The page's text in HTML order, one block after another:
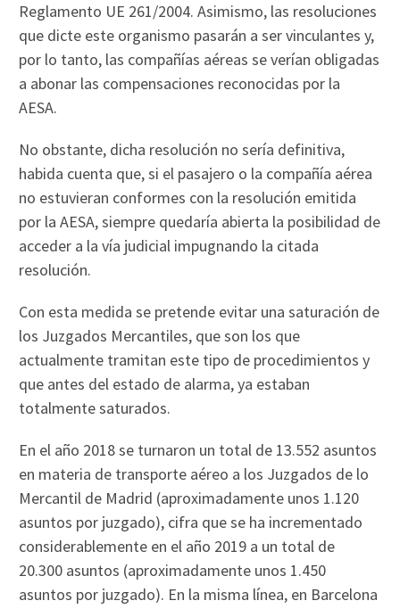
Reglamento UE 261/2004. Asimismo, las resoluciones
que dicte este organismo pasarán a ser vinculantes y,
por lo tanto, las compañías aéreas se verían obligadas
a abonar las compensaciones reconocidas por la
AESA.
No obstante, dicha resolución no sería definitiva,
habida cuenta que, si el pasajero o la compañía aérea
no estuvieran conformes con la resolución emitida
por la AESA, siempre quedaría abierta la posibilidad de
acceder a la vía judicial impugnando la citada
resolución.
Con esta medida se pretende evitar una saturación de
los Juzgados Mercantiles, que son los que
actualmente tramitan este tipo de procedimientos y
que antes del estado de alarma, ya estaban
totalmente saturados.
En el año 2018 se turnaron un total de 13.552 asuntos
en materia de transporte aéreo a los Juzgados de lo
Mercantil de Madrid (aproximadamente unos 1.120
asuntos por juzgado), cifra que se ha incrementado
considerablemente en el año 2019 a un total de
20.300 asuntos (aproximadamente unos 1.450
asuntos por juzgado). En la misma línea, en Barcelona